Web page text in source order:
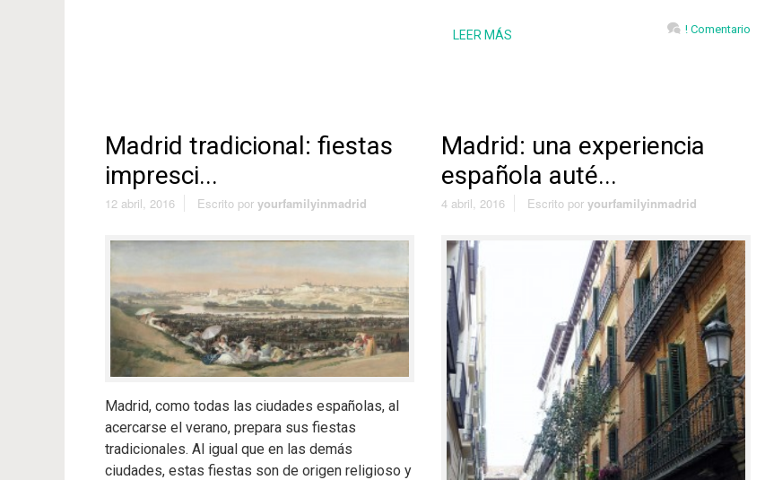
LEER MÁS ! Comentario
Madrid tradicional: fiestas
impresci...
12 abril, 2016 Escrito por yourfamilyinmadrid
Madrid, como todas las ciudades españolas, al
acercarse el verano, prepara sus fiestas
tradicionales. Al igual que en las demás
ciudades, estas fiestas son de origen religioso y
Madrid: una experiencia
española auté...
4 abril, 2016 Escrito por yourfamilyinmadrid